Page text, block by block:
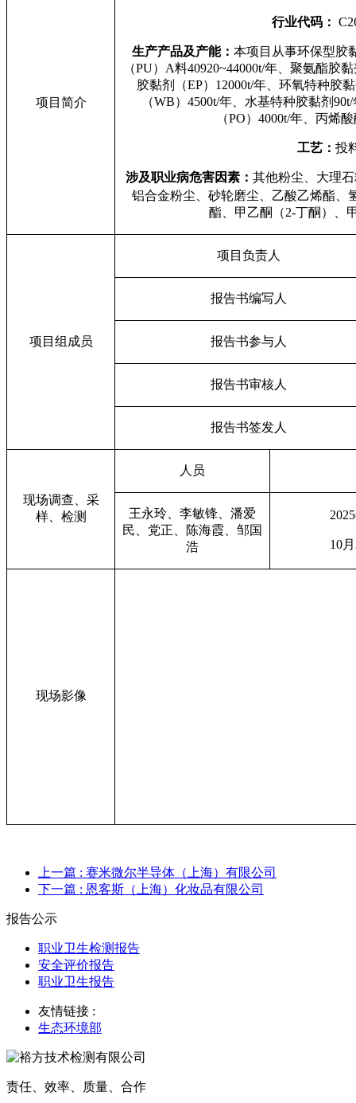
项目简介
行业代码：
生产产品及产能： 本项目从事环保型胶
（PU） A料40920~44000t/年、聚氨酯胶黏
胶黏剂（EP） 12000t/年、 环氧特种胶
（WB） 4500t/年、 水基特种胶黏剂 90t/
（PO） 4000t/年、 丙烯
工艺： 投
涉及职业病危害因素： 其他粉尘、大理
铝合金粉尘、砂轮磨尘、乙酸乙烯酯、
酯、甲乙酮（2-丁酮）、
项目组成员
项目负责人
报告书编写人
报告书参与人
报告书审核人
报告书签发人
现场调查、采
样、检测
人员
王永玲、李敏锋、潘爱
民、党正、陈海霞、邹国
浩
2025
10
现场影像
上一篇 : 赛米微尔半导体（上海）有限公司
下一篇 : 恩客斯（上海）化妆品有限公司
报告公示
职业卫生检测报告
安全评价报告
职业卫生报告
友情链接 :
生态环境部
责任、效率、质量、合作